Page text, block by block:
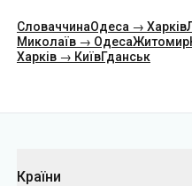
СловаччинаОдеса → Харків
Миколаїв → ОдесаЖитомир
Харків → КиївГданськ
Країни